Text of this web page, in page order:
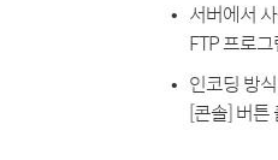
서버에서
FTP 프로
인코딩 방
[콘솔] 버튼